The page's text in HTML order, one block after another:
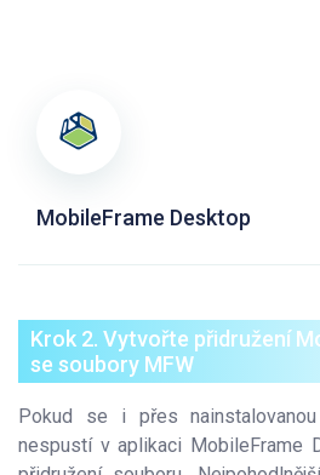
MobileFrame Desktop
Krok 2. Vytvořte přidružení
se soubory MFW
Pokud se i přes
nespustí v aplikaci MobileFrame